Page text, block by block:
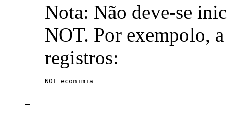
Nota: Não deve-se
NOT. Por exempolo,
registros:
NOT econimia
-